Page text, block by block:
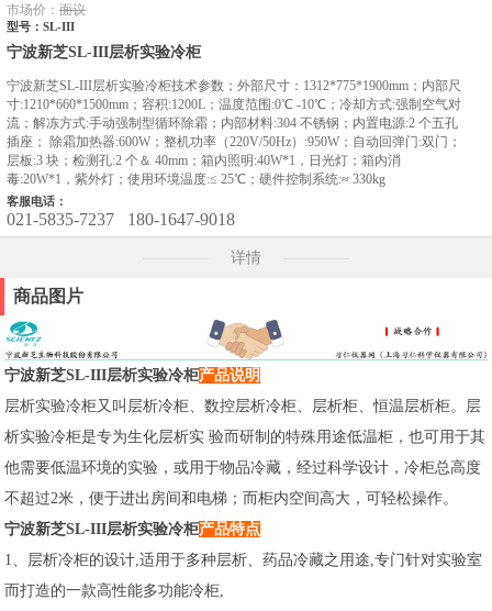
市场价： 面议
型号：SL-III
宁波新芝SL-III层析实验冷柜
宁波新芝SL-III层析实验冷柜技术参数；外部尺寸：1312*775*1900mm；内部尺
寸:1210*660*1500mm；容积:1200L；温度范围:0℃ -10℃；冷却方式:强制空气对
流；解冻方式:手动强制型循环除霜；内部材料:304 不锈钢；内置电源:2 个五孔
插座； 除霜加热器:600W；整机功率（220V/50Hz）:950W；自动回弹门:双门；
层板:3 块；检测孔:2 个＆ 40mm；箱内照明:40W*1，日光灯；箱内消
毒:20W*1，紫外灯；使用环境温度:≤ 25℃；硬件控制系统:≈ 330kg
客服电话：
021-5835-7237 180-1647-9018
详情
商品图片
宁波新芝SL-III层析实验冷柜产品说明
层析实验冷柜又叫层析冷柜、数控层析冷柜、层析柜、恒温层析柜。层
析实验冷柜是专为生化层析实 验而研制的特殊用途低温柜，也可用于其
他需要低温环境的实验，或用于物品冷藏，经过科学设计，冷柜总高度
不超过2米，便于进出房间和电梯；而柜内空间高大，可轻松操作。
宁波新芝SL-III层析实验冷柜产品特点
1、层析冷柜的设计,适用于多种层析、药品冷藏之用途,专门针对实验室
而打造的一款高性能多功能冷柜,